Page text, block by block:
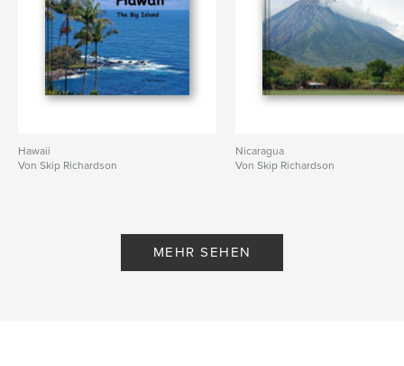
Hawaii
Von Skip Richardson
Nicaragua
Von Skip Richardson
MEHR SEHEN